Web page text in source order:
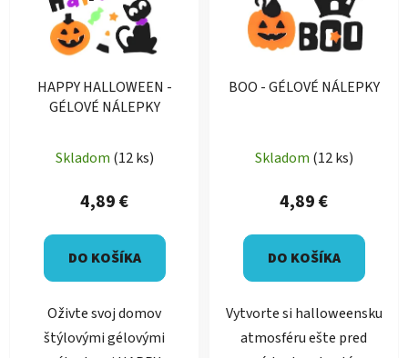
HAPPY HALLOWEEN -
GÉLOVÉ NÁLEPKY
hodnotenie
produktu
5,0
z
hviezdičiek.
Skladom (12 ks)
4,89 €
DO KOŠÍKA
Oživte svoj domov
štýlovými gélovými
BOO - GÉLOVÉ NÁLEPKY
Skladom (12 ks)
4,89 €
DO KOŠÍKA
Vytvorte si halloweensku
atmosféru ešte pred